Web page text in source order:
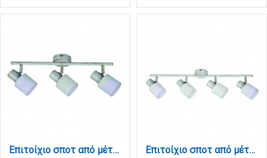
Επιτοίχιο σποτ από μέταλλο σε απόχρωση λευκής πατίνας 3XE14 D:45cm (9079-3Φ-Λευκή Πατίνα) Επιτοίχιο σποτ από μέταλλο σε απόχρωση λευκής πατίνας 4XE14 D:62cm (9079-4Φ-Λευκή Πατίνα)